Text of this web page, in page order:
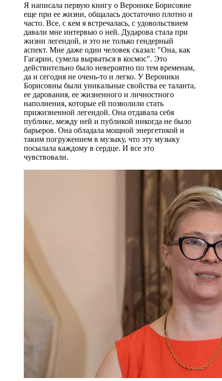
Я написала первую книгу о Веронике Борисовне
еще при ее жизни, общалась достаточно плотно и
часто. Все, с кем я встречалась, с удовольствием
давали мне интервью о ней. Дударова стала при
жизни легендой, и это не только гендерный
аспект. Мне даже один человек сказал: "Она, как
Гагарин, сумела вырваться в космос". Это
действительно было невероятно по тем временам,
да и сегодня не очень-то и легко. У Вероники
Борисовны были уникальные свойства ее таланта,
ее дарования, ее жизненного и личностного
наполнения, которые ей позволили стать
прижизненной легендой. Она отдавала себя
публике, между ней и публикой никогда не было
барьеров. Она обладала мощной энергетикой и
таким погружением в музыку, что эту музыку
посылала каждому в сердце. И все это
чувствовали.